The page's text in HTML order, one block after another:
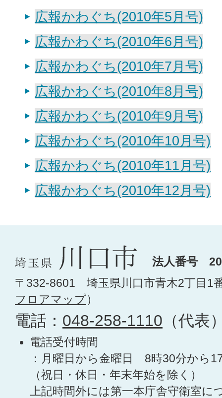
広報かわぐち(2010年5月号)
広報かわぐち(2010年6月号)
広報かわぐち(2010年7月号)
広報かわぐち(2010年8月号)
広報かわぐち(2010年9月号)
広報かわぐち(2010年10月号)
広報かわぐち(2010年11月号)
広報かわぐち(2010年12月号)
法人番号
〒332-8601 埼玉県川口市青木2丁目1
フロアマップ）
電話： 048-258-1110 （代表
電話受付時間
：月曜日から金曜日 8時30分から
（祝日・休日・年末年始を除く）
上記時間外には第一本庁舎守衛室